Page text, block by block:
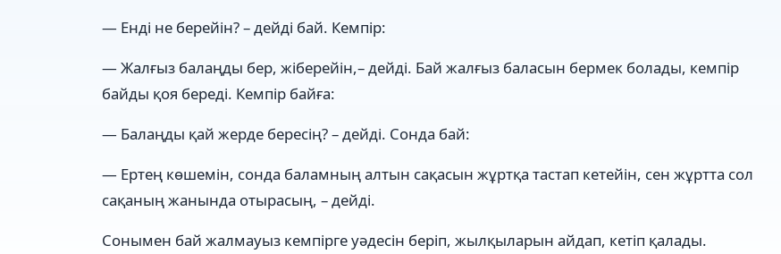
— Енді не берейін? – дейді бай. Кемпір:
— Жалғыз балаңды бер, жіберейін,– дейді. Бай жалғыз баласын бермек болады, кемпір
байды қоя береді. Кемпір байға:
— Балаңды қай жерде бересің? – дейді. Сонда бай:
— Ертең көшемін, сонда баламның алтын сақасын жұртқа тастап кетейін, сен жұртта сол
сақаның жанында отырасың, – дейді.
Сонымен бай жалмауыз кемпірге уәдесін беріп, жылқыларын айдап, кетіп қалады.